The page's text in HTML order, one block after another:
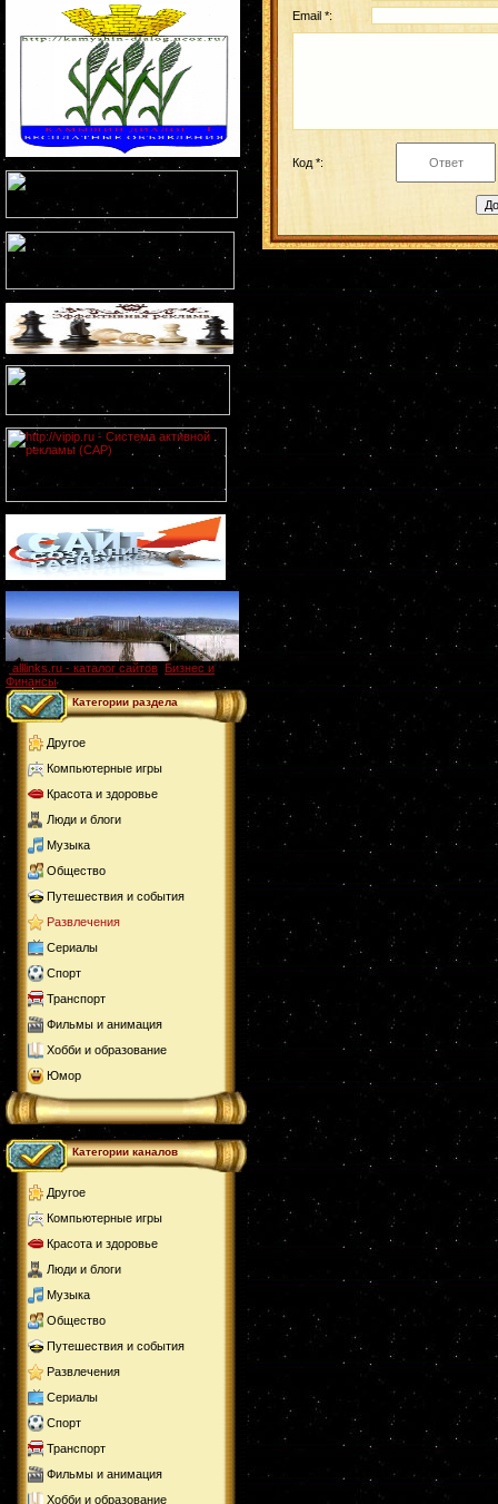
alllinks.ru - каталог сайтов Бизнес и
Финансы
Категории раздела
Другое
Компьютерные игры
Красота и здоровье
Люди и блоги
Музыка
Общество
Путешествия и события
Развлечения
Сериалы
Спорт
Транспорт
Фильмы и анимация
Хобби и образование
Юмор
Категории каналов
Другое
Компьютерные игры
Красота и здоровье
Люди и блоги
Музыка
Общество
Путешествия и события
Развлечения
Сериалы
Спорт
Транспорт
Фильмы и анимация
Хобби и образование
Email *:
Код *: